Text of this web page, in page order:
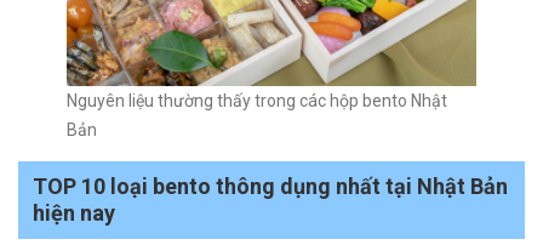
Nguyên liệu thường thấy trong các hộp bento Nhật
Bản
TOP 10 loại bento thông dụng nhất tại Nhật Bản
hiện nay